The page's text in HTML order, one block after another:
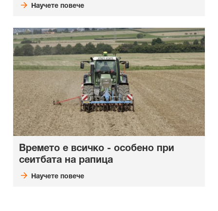
Научете повече
Времето е всичко - особено при
сеитбата на рапица
Научете повече